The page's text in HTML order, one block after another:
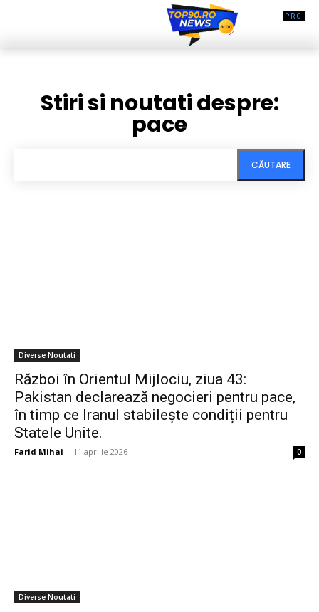
Stiri si noutati despre:
pace
CĂUTARE
Diverse Noutati
Război în Orientul Mijlociu, ziua 43:
Pakistan declarează negocieri pentru pace,
în timp ce Iranul stabilește condiții pentru
Statele Unite.
Farid Mihai - 11 aprilie 2026 0
Diverse Noutati